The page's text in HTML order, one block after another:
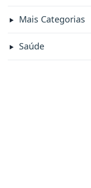
Mais Categorias
Saúde